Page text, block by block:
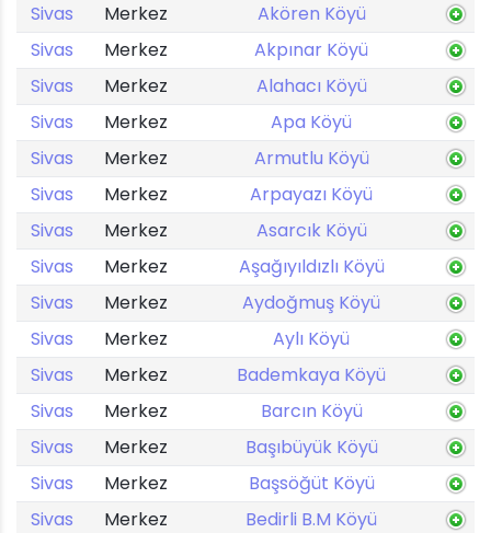
Sivas
Merkez
Akören Köyü
Sivas
Merkez
Akpınar Köyü
Sivas
Merkez
Alahacı Köyü
Sivas
Merkez
Apa Köyü
Sivas
Merkez
Armutlu Köyü
Sivas
Merkez
Arpayazı Köyü
Sivas
Merkez
Asarcık Köyü
Sivas
Merkez
Aşağıyıldızlı Köyü
Sivas
Merkez
Aydoğmuş Köyü
Sivas
Merkez
Aylı Köyü
Sivas
Merkez
Bademkaya Köyü
Sivas
Merkez
Barcın Köyü
Sivas
Merkez
Başıbüyük Köyü
Sivas
Merkez
Başsöğüt Köyü
Sivas
Merkez
Bedirli B.M Köyü